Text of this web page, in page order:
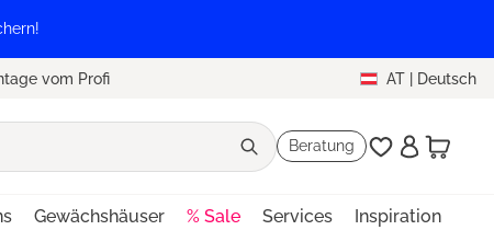
vom Profi AT | Deutsch
Beratung
Gewächshäuser % Sale Services Inspiration